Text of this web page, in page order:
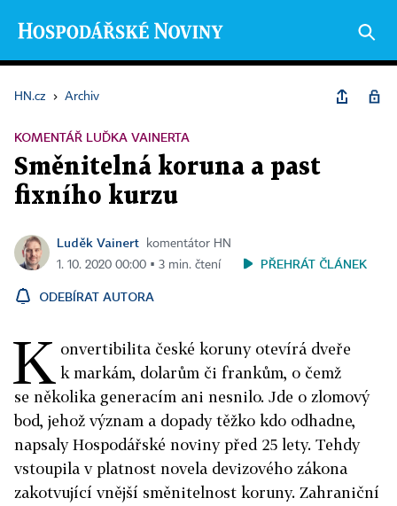
HN.cz › Archiv
KOMENTÁŘ LUĎKA VAINERTA
Směnitelná koruna a past
fixního kurzu
Luděk Vainert
komentátor HN
1. 10. 2020 00:00 ▪ 3 min. čtení
PŘEHRÁT ČLÁNEK
ODEBÍRAT AUTORA
K onvertibilita české koruny otevírá dveře
k markám, dolarům či frankům, o čemž
se několika generacím ani nesnilo. Jde o zlomový
bod, jehož význam a dopady těžko kdo odhadne,
napsaly Hospodářské noviny před 25 lety. Tehdy
vstoupila v platnost novela devizového zákona
zakotvující vnější směnitelnost koruny. Zahraniční